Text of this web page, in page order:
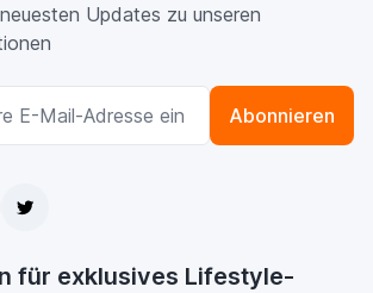
Updates zu unseren
E-Mailadresse
Abonnieren
für exklusives Lifestyle-